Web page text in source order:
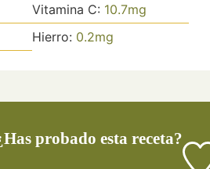
Vitamina C: 10.7mg
Hierro: 0.2mg
probado esta receta?